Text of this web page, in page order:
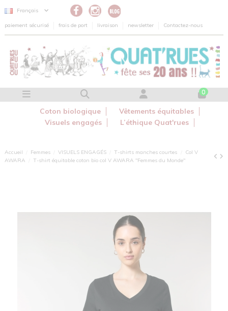
Panneau de gestion des cookies
Français
paiement sécurisé frais de port livraison newsletter Contactez-nous
0
Coton biologique
Vêtements équitables
Visuels engagés
L’éthique Quat'rues
Accueil Femmes VISUELS ENGAGÉS T-shirts manches courtes
Col V
AWARA
T-shirt équitable coton bio col V AWARA "Femmes du Monde"